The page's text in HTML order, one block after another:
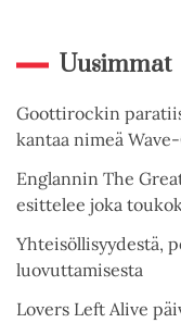
Uusimmat
Goottirockin
kantaa nimeä
Englannin The
esittelee joka
Yhteisöllisyydestä,
luovuttamisesta
Lovers Left Alive